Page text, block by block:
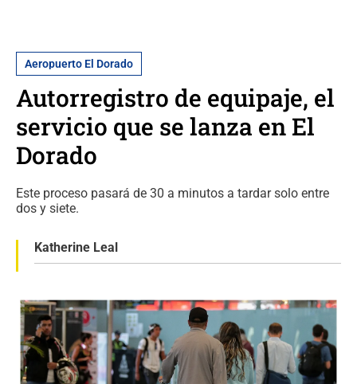
Aeropuerto El Dorado
Autorregistro de equipaje, el
servicio que se lanza en El
Dorado
Este proceso pasará de 30 a minutos a tardar solo entre
dos y siete.
Katherine Leal